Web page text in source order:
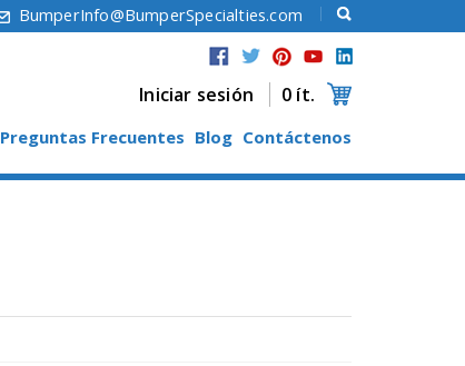
BumperInfo@BumperSpecialties.com
Iniciar sesión 0 ít.
Preguntas Frecuentes Blog Contáctenos